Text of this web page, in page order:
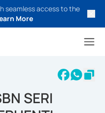
seamless access to the
More
SERI